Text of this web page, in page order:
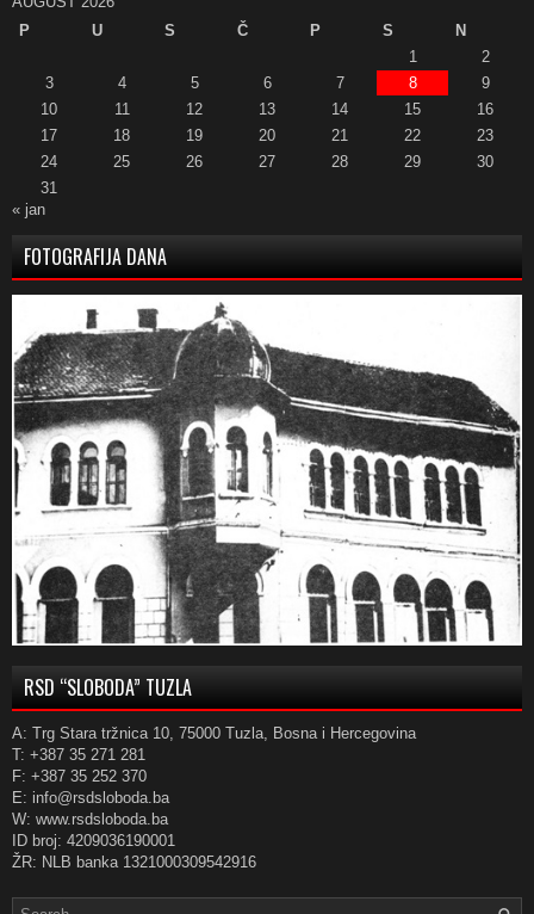
P
U S Č P S
N
1
2
3
4 5 6 7 8
9
10
11 12 13 14 15
16
17
18 19 20 21 22
23
24
25 26 27 28 29
30
31
« jan
FOTOGRAFIJA DANA
RSD “SLOBODA” TUZLA
A: Trg Stara tržnica 10, 75000 Tuzla, Bosna i Hercegovina
T: +387 35 271 281
F: +387 35 252 370
E: info@rsdsloboda.ba
W: www.rsdsloboda.ba
ID broj: 4209036190001
ŽR: NLB banka 1321000309542916